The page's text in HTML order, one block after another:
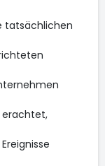
tatsächlichen
erachtet,